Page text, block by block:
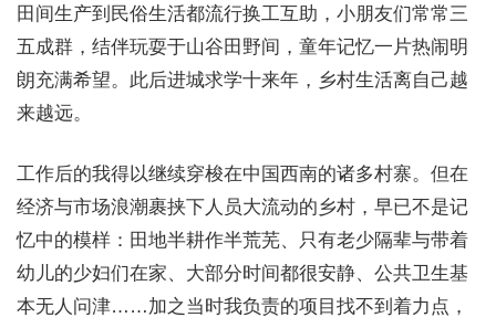
田间生产到民俗生活都流行换工互助，小朋友们常常三
五成群，结伴玩耍于山谷田野间，童年记忆一片热闹明
朗充满希望。此后进城求学十来年，乡村生活离自己越
来越远。
工作后的我得以继续穿梭在中国西南的诸多村寨。但在
经济与市场浪潮裹挟下人员大流动的乡村，早已不是记
忆中的模样：田地半耕作半荒芜、只有老少隔辈与带着
幼儿的少妇们在家、大部分时间都很安静、公共卫生基
本无人问津……加之当时我负责的项目找不到着力点，